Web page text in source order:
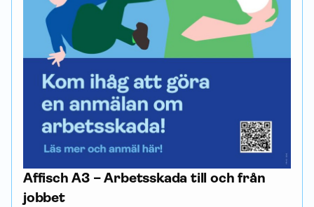
Affisch A3 – Arbetsskada till och från
jobbet